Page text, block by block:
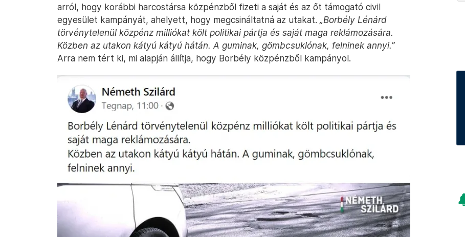
arról, hogy korábbi harcostársa közpénzből fizeti a saját és az őt támogató civil
egyesület kampányát, ahelyett, hogy megcsináltatná az utakat. „Borbély Lénárd
törvénytelenül közpénz milliókat költ politikai pártja és saját maga reklámozására.
Közben az utakon kátyú kátyú hátán. A guminak, gömbcsuklónak, felninek annyi.”
Arra nem tért ki, mi alapján állítja, hogy Borbély közpénzből kampányol.